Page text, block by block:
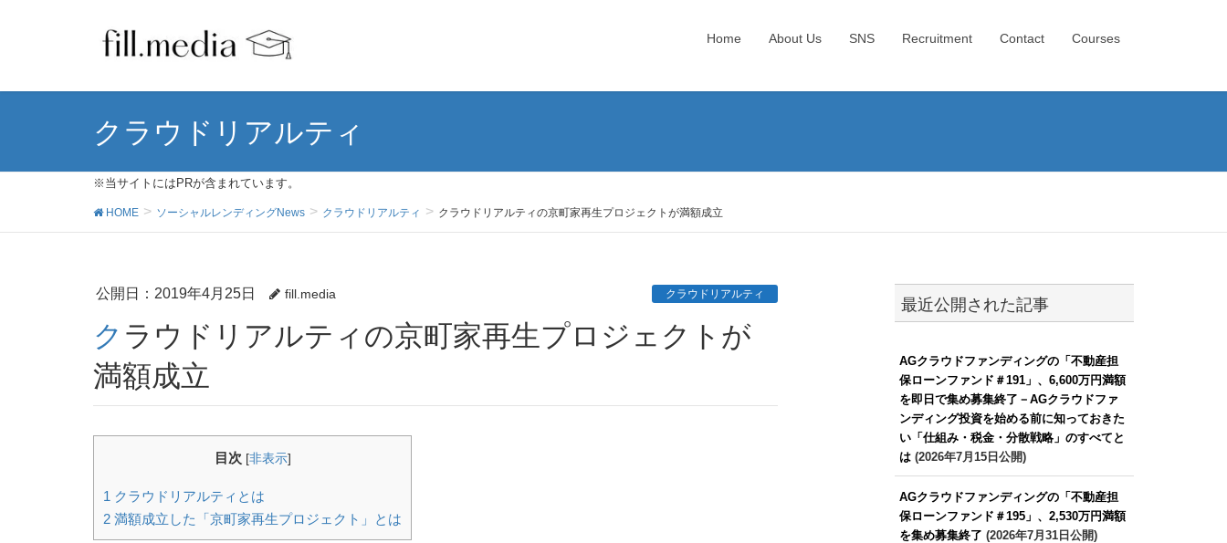
Home About Us SNS Recruitment Contact Courses
クラウドリアルティ
※当サイトにはPRが含まれています。
HOME ソーシャルレンディングNews クラウドリアルティ クラウドリアルティの京町家再生プロジェクトが満額成立
公開日： 2019年4月25日 fill.media クラウドリアルティ
クラウドリアルティの京町家再生プロジェクトが
満額成立
目次 [非表示]
1 クラウドリアルティとは
2 満額成立した「京町家再生プロジェクト」とは
最近公開された記事
AGクラウドファンディングの「不動産担
保ローンファンド＃191」、6,600万円満額
を即日で集め募集終了－AGクラウドファ
ンディング投資を始める前に知っておきた
い「仕組み・税金・分散戦略」のすべてと
は(2026年7月15日公開)
AGクラウドファンディングの「不動産担
保ローンファンド＃195」、2,530万円満額
を集め募集終了 (2026年7月31日公開)